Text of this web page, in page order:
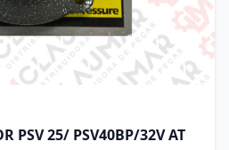
PSV 25/ PSV40BP/32V AT